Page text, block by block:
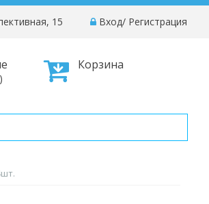
Вход/ Регистрация
15
Корзина